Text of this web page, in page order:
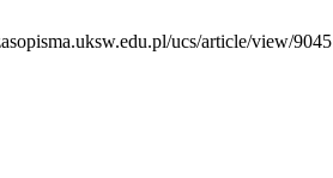
ucs/article/view/9045